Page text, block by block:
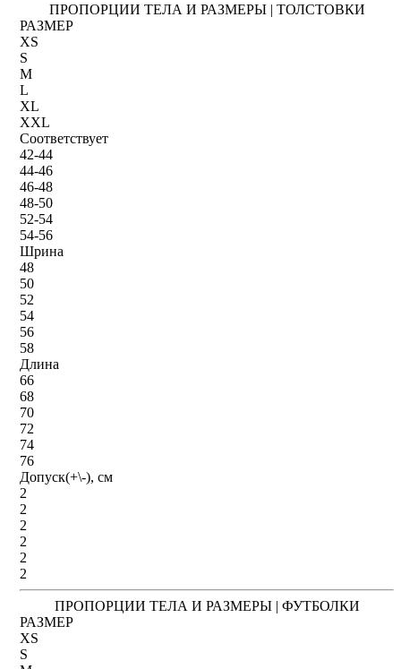
ПРОПОРЦИИ ТЕЛА И РАЗМЕРЫ | ТОЛСТОВКИ
РАЗМЕР
XS
S
M
L
XL
XXL
Соответствует
42-44
44-46
46-48
48-50
52-54
54-56
Шрина
48
50
52
54
56
58
Длина
66
68
70
72
74
76
Допуск(+\-), см
2
2
2
2
2
2
ПРОПОРЦИИ ТЕЛА И РАЗМЕРЫ | ФУТБОЛКИ
РАЗМЕР
XS
S